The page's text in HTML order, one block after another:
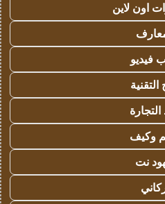
اون لاين
فيديو
التجارة
وكيف
نت